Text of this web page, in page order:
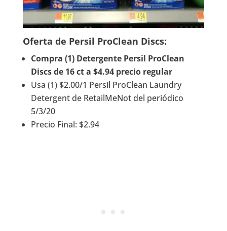
Oferta de Persil ProClean Discs:
Compra (1) Detergente Persil ProClean
Discs de 16 ct a $4.94 precio regular
Usa (1) $2.00/1 Persil ProClean Laundry
Detergent de RetailMeNot del periódico
5/3/20
Precio Final: $2.94